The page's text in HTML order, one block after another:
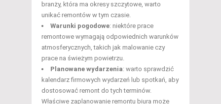
branży, która ma okresy szczytowe, warto
unikać remontów w tym czasie.
Warunki pogodowe: niektóre prace
remontowe wymagają odpowiednich warunków
atmosferycznych, takich jak malowanie czy
prace na świeżym powietrzu.
Planowane wydarzenia: warto sprawdzić
kalendarz firmowych wydarzeń lub spotkań, aby
dostosować remont do tych terminów.
Właściwe zaplanowanie remontu biura może